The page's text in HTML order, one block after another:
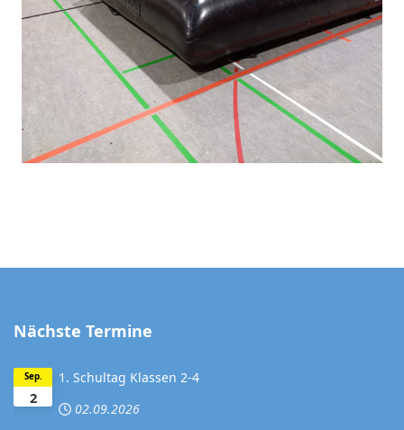
Nächste Termine
2
Sep.
1. Schultag Klassen 2-4
02.09.2026